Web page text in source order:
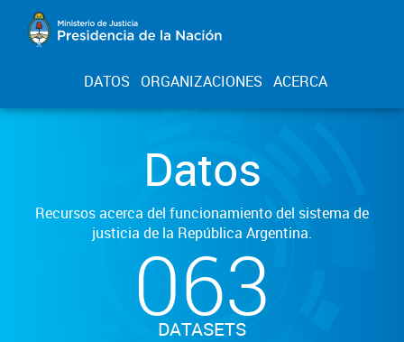
DATOS ORGANIZACIONES ACERCA
Datos
Recursos acerca del funcionamiento del sistema de
justicia de la República Argentina.
063
DATASETS